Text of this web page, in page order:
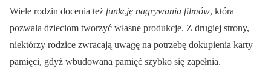
Wiele rodzin docenia też funkcję nagrywania filmów, która
pozwala dzieciom tworzyć własne produkcje. Z drugiej strony,
niektórzy rodzice zwracają uwagę na potrzebę dokupienia karty
pamięci, gdyż wbudowana pamięć szybko się zapełnia.